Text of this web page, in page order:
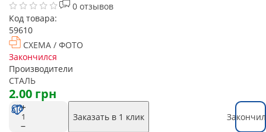
0 отзывов
Код товара:
59610
СХЕМА / ФОТО
Закончился
Производители
СТАЛЬ
2.00 грн
Заказать в 1 клик